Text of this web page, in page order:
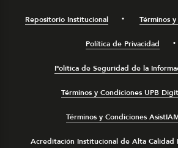
Repositorio Institucional Términos
Política de Privacidad
Política de Seguridad de la
Términos y Condiciones UPB
Términos y Condiciones
Acreditación Institucional de Alta Calidad